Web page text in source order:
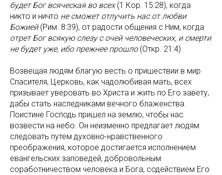
будет Бог всяческая во всех(1 Кор. 15:28), когда
никто и ничто не сможет отлучить нас от любви
Божией(Рим. 8:39), от радости общения с Ним, когда
отрет Бог всякую слезу с очей человеческих, и смерти
не будет уже, ибо прежнее прошло(Откр. 21:4).
Возвещая людям благую весть о пришествии в мир
Спасителя, Церковь, как чадолюбивая мать, всех
призывает уверовать во Христа и жить по Его завету,
дабы стать наследниками вечного блаженства.
Поистине Господь пришел на землю, чтобы нас
возвести на небо. Он неизменно предлагает людям
следовать путем духовно-нравственного
преображения, которое достигается исполнением
евангельских заповедей, добровольным
соработничеством человека и Бога, содействием Его